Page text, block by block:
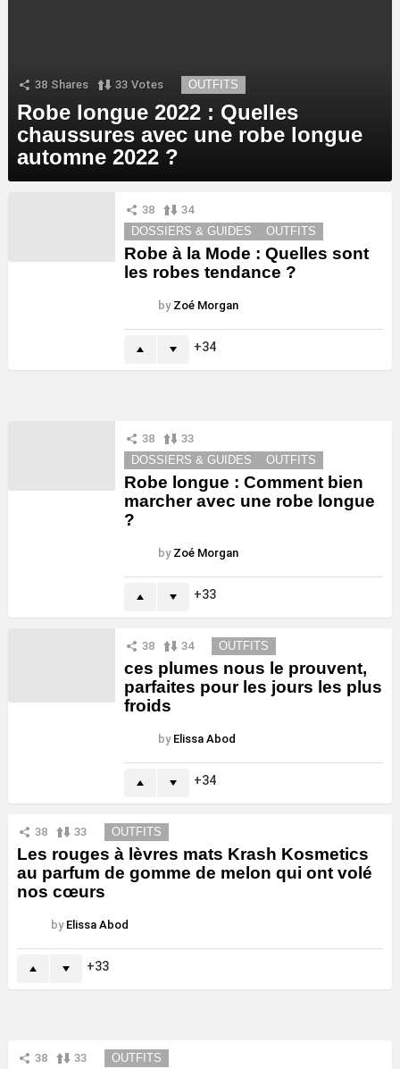
38 Shares 33 Votes OUTFITS
Robe longue 2022 : Quelles
chaussures avec une robe longue
automne 2022 ?
38
34
DOSSIERS & GUIDES
OUTFITS
Robe à la Mode : Quelles sont
les robes tendance ?
by Zoé Morgan
34
38
33
DOSSIERS & GUIDES
OUTFITS
Robe longue : Comment bien
marcher avec une robe longue
?
by Zoé Morgan
33
38 34 OUTFITS
ces plumes nous le prouvent,
parfaites pour les jours les plus
froids
by Elissa Abod
34
38 33 OUTFITS
Les rouges à lèvres mats Krash Kosmetics
au parfum de gomme de melon qui ont volé
nos cœurs
by Elissa Abod
33
38 33 OUTFITS